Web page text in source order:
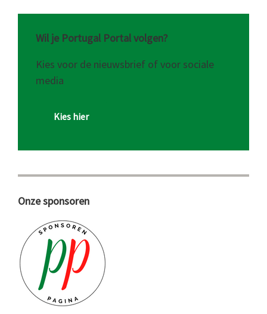
Wil je Portugal Portal volgen?
Kies voor de nieuwsbrief of voor sociale
media
Kies hier
Onze sponsoren